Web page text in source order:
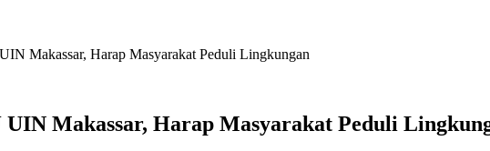
Makassar, Harap Masyarakat Peduli Lingkungan
Makassar, Harap Masyarakat Peduli